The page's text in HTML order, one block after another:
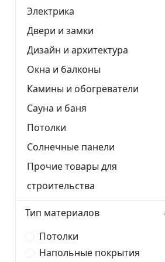
Электрика
Двери и замки
Дизайн и архитектура
Окна и балконы
Камины и обогреватели
Сауна и баня
Потолки
Солнечные панели
Прочие товары для
строительства
Тип материалов
Потолки
Напольные покрытия